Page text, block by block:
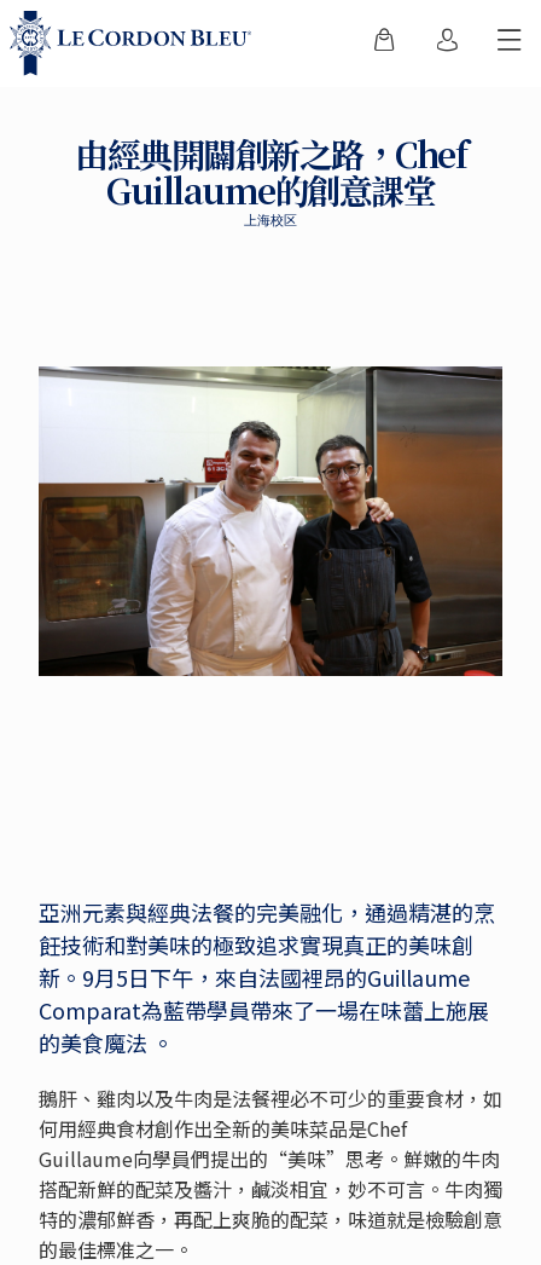
由經典開闢創新之路，Chef
Guillaume的創意課堂
上海校区
亞洲元素與經典法餐的完美融化，通過精湛的烹
飪技術和對美味的極致追求實現真正的美味創
新。9月5日下午，來自法國裡昂的Guillaume
Comparat為藍帶學員帶來了一場在味蕾上施展
的美食魔法 。
鵝肝、雞肉以及牛肉是法餐裡必不可少的重要食材，如
何用經典食材創作出全新的美味菜品是Chef
Guillaume向學員們提出的“美味”思考。鮮嫩的牛肉
搭配新鮮的配菜及醬汁，鹹淡相宜，妙不可言。牛肉獨
特的濃郁鮮香，再配上爽脆的配菜，味道就是檢驗創意
的最佳標准之一。